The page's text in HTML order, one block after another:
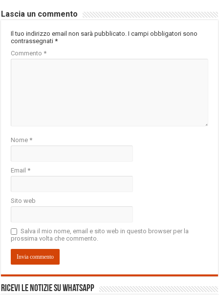
Lascia un commento
Il tuo indirizzo email non sarà pubblicato. I campi obbligatori sono
contrassegnati*
Commento*
Nome*
Email*
Sito web
Salva il mio nome, email e sito web in questo browser per la
prossima volta che commento.
Ricevi le notizie su Whatsapp